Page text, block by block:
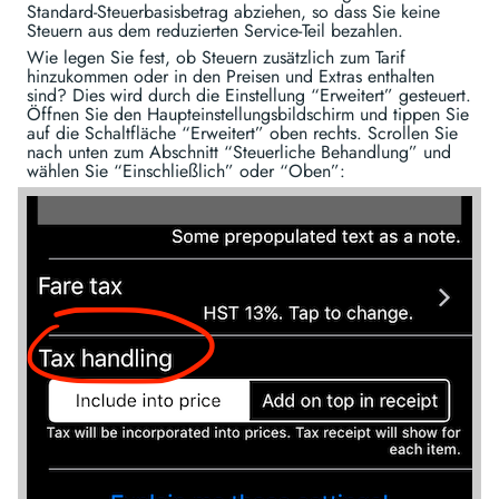
Standard-Steuerbasisbetrag abziehen, so dass Sie keine
Steuern aus dem reduzierten Service-Teil bezahlen.
Wie legen Sie fest, ob Steuern zusätzlich zum Tarif
hinzukommen oder in den Preisen und Extras enthalten
sind? Dies wird durch die Einstellung “Erweitert” gesteuert.
Öffnen Sie den Haupteinstellungsbildschirm und tippen Sie
auf die Schaltfläche “Erweitert” oben rechts. Scrollen Sie
nach unten zum Abschnitt “Steuerliche Behandlung” und
wählen Sie “Einschließlich” oder “Oben”: